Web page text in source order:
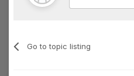
Go to topic listing